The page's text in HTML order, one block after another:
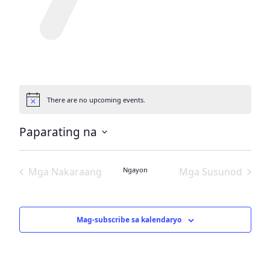
PaunawaThere are no upcoming events.
Paparating na
Pumili
petsa.
Mga Nakaraang
Ngayon
Mga Susunod
Mag-subscribe sa kalendaryo